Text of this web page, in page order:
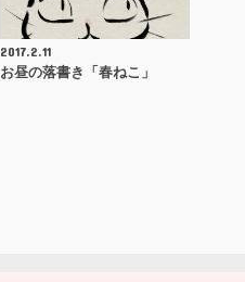
2017.2.11
お昼の落書き「春ねこ」